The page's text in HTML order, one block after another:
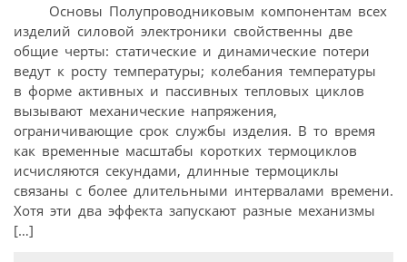
Основы Полупроводниковым компонентам всех
изделий силовой электроники свойственны две
общие черты: статические и динамические потери
ведут к росту температуры; колебания температуры
в форме активных и пассивных тепловых циклов
вызывают механические напряжения,
ограничивающие срок службы изделия. В то время
как временные масштабы коротких термоциклов
исчисляются секундами, длинные термоциклы
связаны с более длительными интервалами времени.
Хотя эти два эффекта запускают разные механизмы
[…]